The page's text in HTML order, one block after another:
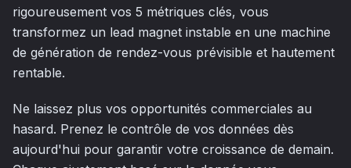
rigoureusement vos 5 métriques clés, vous
transformez un lead magnet instable en une machine
de génération de rendez-vous prévisible et hautement
rentable.
Ne laissez plus vos opportunités commerciales au
hasard. Prenez le contrôle de vos données dès
aujourd'hui pour garantir votre croissance de demain.